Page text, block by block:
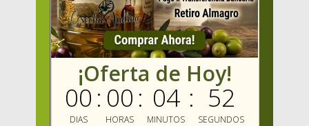
VENDER
MAYORISTAS
Mercado Oliva TV
MIS FAVORITOS
MERCADO OLIVA
ENVIOS GRATIS
¡Oferta de Hoy!
00
DIAS
: 00
HORAS
: 04
MINUTOS
: 51
SEGUNDOS